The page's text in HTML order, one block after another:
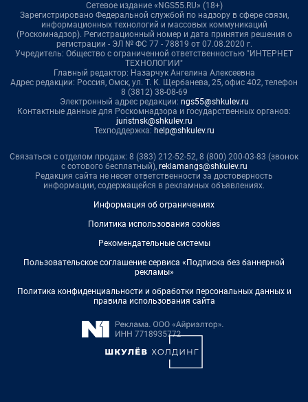
Сетевое издание «NGS55.RU» (18+)
Зарегистрировано Федеральной службой по надзору в сфере связи,
информационных технологий и массовых коммуникаций
(Роскомнадзор). Регистрационный номер и дата принятия решения о
регистрации - ЭЛ № ФС 77 - 78819 от 07.08.2020 г.
Учредитель: Общество с ограниченной ответственностью "ИНТЕРНЕТ
ТЕХНОЛОГИИ"
Главный редактор: Назарчук Ангелина Алексеевна
Адрес редакции: Россия, Омск, ул. Т. К. Щербанева, 25, офис 402, телефон
8 (3812) 38-08-69
Электронный адрес редакции: ngs55@shkulev.ru
Контактные данные для Роскомнадзора и государственных органов:
juristnsk@shkulev.ru
Техподдержка: help@shkulev.ru
Связаться с отделом продаж: 8 (383) 212-52-52, 8 (800) 200-03-83 (звонок
с сотового бесплатный), reklamangs@shkulev.ru
Редакция сайта не несет ответственности за достоверность
информации, содержащейся в рекламных объявлениях.
Информация об ограничениях
Политика использования cookies
Рекомендательные системы
Пользовательское соглашение сервиса «Подписка без баннерной
рекламы»
Политика конфиденциальности и обработки персональных данных и
правила использования сайта